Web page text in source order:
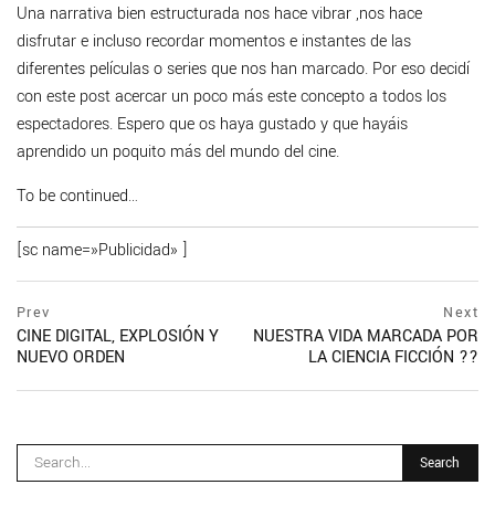
Una narrativa bien estructurada nos hace vibrar ,nos hace
disfrutar e incluso recordar momentos e instantes de las
diferentes películas o series que nos han marcado. Por eso decidí
con este post acercar un poco más este concepto a todos los
espectadores. Espero que os haya gustado y que hayáis
aprendido un poquito más del mundo del cine.
To be continued…
[sc name=»Publicidad» ]
Navegación
de
entradas
Prev
postPrevious
page
CINE DIGITAL, EXPLOSIÓN Y
NUEVO ORDEN
Next
NUESTRA VIDA MARCADA POR
LA CIENCIA FICCIÓN ??